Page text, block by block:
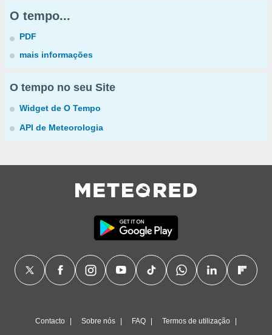
O tempo...
PDF
mais informações
O tempo no seu Site
Widget de O Tempo
API de Meteorologia
Contacto Sobre nós FAQ Termos de utilização